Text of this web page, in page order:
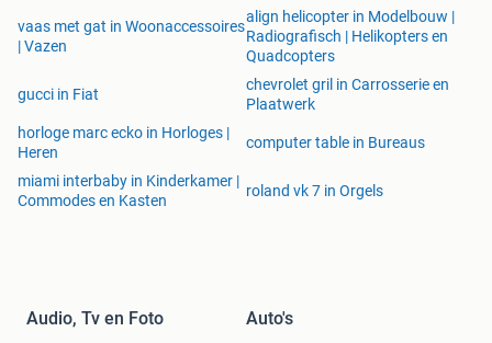
vaas met gat in Woonaccessoires
| Vazen
align helicopter in Modelbouw |
Radiografisch | Helikopters en
Quadcopters
gucci in Fiat
chevrolet gril in Carrosserie en
Plaatwerk
horloge marc ecko in Horloges |
Heren
computer table in Bureaus
miami interbaby in Kinderkamer |
Commodes en Kasten
roland vk 7 in Orgels
Audio, Tv en Foto Auto's